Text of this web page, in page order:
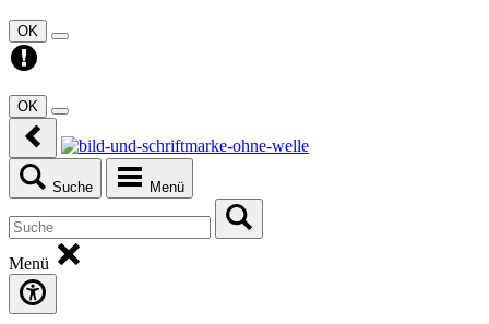
OK
OK
Suche Menü
Menü